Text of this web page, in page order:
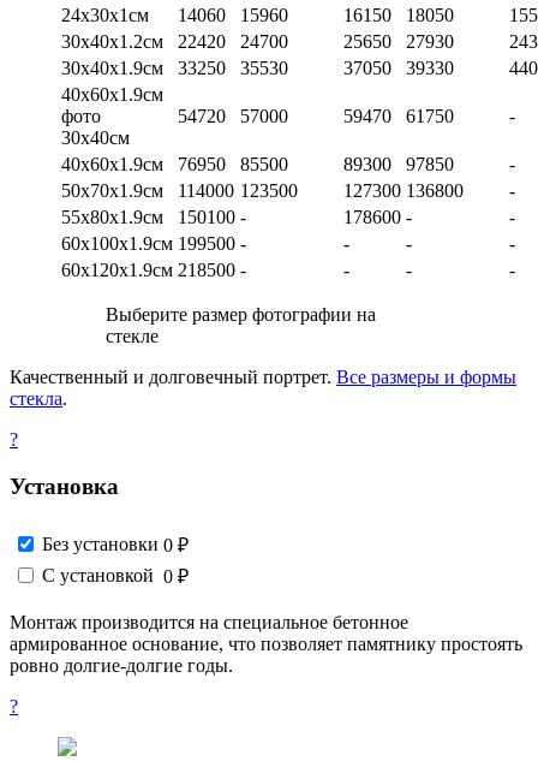
24х30х1см 14060 15960 16150 18050
30х40х1.2см
22420 24700 25650 27930
30х40х1.9см
33250 35530 37050 39330
40х60х1.9см
фото
30х40см
54720 57000 59470 61750 -
40х60х1.9см 76950 85500 89300 97850
-
50х70х1.9см
114000 123500 127300 136800
-
55х80х1.9см
150100 - 178600 -
-
60х100х1.9см 199500 - - -
-
60х120х1.9см 218500 - - - -
Выберите размер фотографии на
стекле
Качественный и долговечный портрет. Все размеры и формы
стекла.
?
Установка
Без установки 0 ₽
С установкой 0 ₽
Монтаж производится на специальное бетонное
армированное основание, что позволяет памятнику простоять
ровно долгие-долгие годы.
?